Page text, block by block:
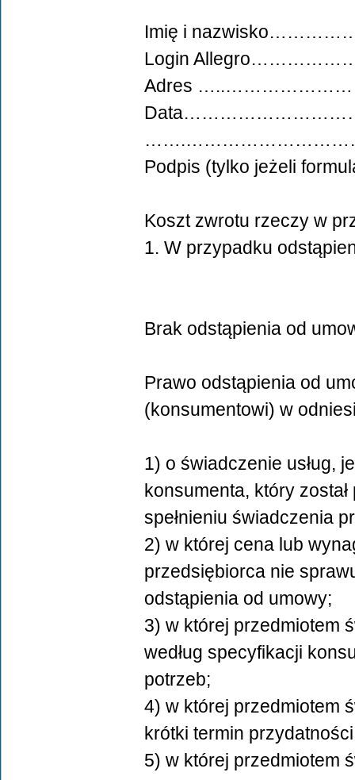
Imię i
Login
Adres
Podpis (tylko jeżeli
Koszt zwrotu rzeczy w
1. W przypadku
Brak odstąpienia od
Prawo odstąpienia od
(konsumentowi) w
1) o świadczenie usług,
konsumenta, który
spełnieniu świadczenia
2) w której cena lub
przedsiębiorca nie
odstąpienia od umowy;
3) w której przedmiotem
według specyfikacji
potrzeb;
4) w której przedmiotem
krótki termin
5) w której przedmiotem